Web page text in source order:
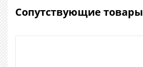
Сопутствующие товары